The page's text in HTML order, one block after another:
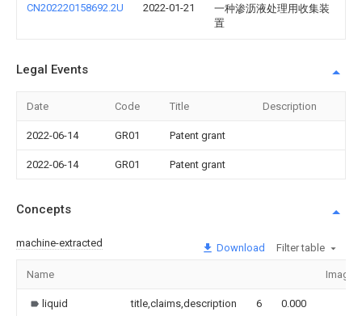
CN202220158692.2U 2022-01-21
一种渗沥液处理用收集装
置
Legal Events
Date Code Title Description
2022-06-14 GR01 Patent grant
2022-06-14 GR01 Patent grant
Concepts
machine-extracted Download Filter table
Name Image
liquid title,claims,description 6 0.000